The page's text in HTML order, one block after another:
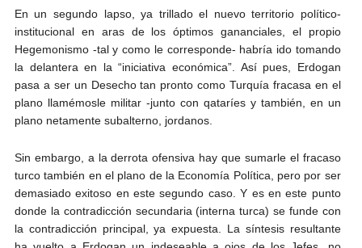
En un segundo lapso, ya trillado el nuevo territorio político-
institucional en aras de los óptimos gananciales, el propio
Hegemonismo -tal y como le corresponde- habría ido tomando
la delantera en la “iniciativa económica”. Así pues, Erdogan
pasa a ser un Desecho tan pronto como Turquía fracasa en el
plano llamémosle militar -junto con qataríes y también, en un
plano netamente subalterno, jordanos.
Sin embargo, a la derrota ofensiva hay que sumarle el fracaso
turco también en el plano de la Economía Política, pero por ser
demasiado exitoso en este segundo caso. Y es en este punto
donde la contradicción secundaria (interna turca) se funde con
la contradicción principal, ya expuesta. La síntesis resultante